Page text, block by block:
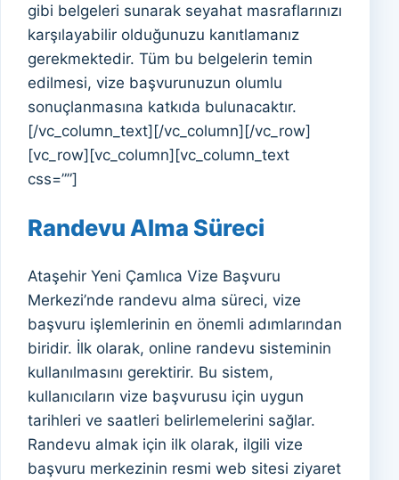
gibi belgeleri sunarak seyahat masraflarınızı
karşılayabilir olduğunuzu kanıtlamanız
gerekmektedir. Tüm bu belgelerin temin
edilmesi, vize başvurunuzun olumlu
sonuçlanmasına katkıda bulunacaktır.
[/vc_column_text][/vc_column][/vc_row]
[vc_row][vc_column][vc_column_text
css=””]
Randevu Alma Süreci
Ataşehir Yeni Çamlıca Vize Başvuru
Merkezi’nde randevu alma süreci, vize
başvuru işlemlerinin en önemli adımlarından
biridir. İlk olarak, online randevu sisteminin
kullanılmasını gerektirir. Bu sistem,
kullanıcıların vize başvurusu için uygun
tarihleri ve saatleri belirlemelerini sağlar.
Randevu almak için ilk olarak, ilgili vize
başvuru merkezinin resmi web sitesi ziyaret